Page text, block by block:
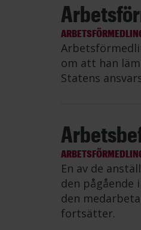
om att han
Statens
En av de
den
den
fortsätter.